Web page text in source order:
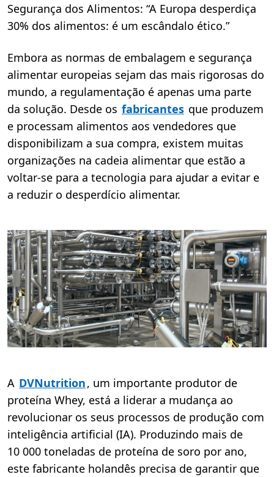
Segurança dos Alimentos: “A Europa desperdiça
30% dos alimentos: é um escândalo ético.”
Embora as normas de embalagem e segurança
alimentar europeias sejam das mais rigorosas do
mundo, a regulamentação é apenas uma parte
da solução. Desde os fabricantes que produzem
e processam alimentos aos vendedores que
disponibilizam a sua compra, existem muitas
organizações na cadeia alimentar que estão a
voltar-se para a tecnologia para ajudar a evitar e
a reduzir o desperdício alimentar.
A DVNutrition, um importante produtor de
proteína Whey, está a liderar a mudança ao
revolucionar os seus processos de produção com
inteligência artificial (IA). Produzindo mais de
10 000 toneladas de proteína de soro por ano,
este fabricante holandês precisa de garantir que